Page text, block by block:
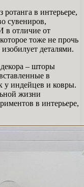
ротанга в интерьере,
сувениров,
в отличие от
тоже не прочь
деталями.
– шторы
в
у индейцев и ковры.
жизни
в интерьере,